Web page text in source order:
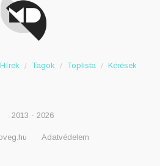
Hírek Tagok Toplista Kérések
2013 - 2026
Adatvédelem